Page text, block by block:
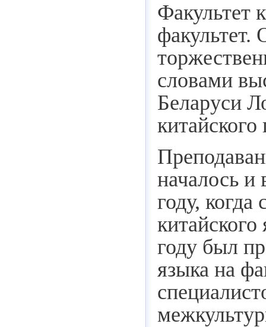
Факультет
факультет.
словами
Беларуси
началось и
году,
году был
языка на